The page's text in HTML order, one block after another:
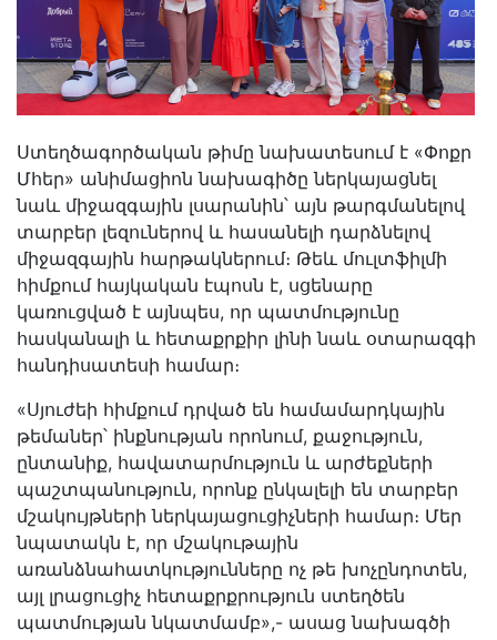
Ստեղծագործական թիմը նախատեսում է «Փոքր
Մհեր» անիմացիոն նախագիծը ներկայացնել
նաև միջազգային լսարանին՝ այն թարգմանելով
տարբեր լեզուներով և հասանելի դարձնելով
միջազգային հարթակներում։ Թեև մուլտֆիլմի
հիմքում հայկական էպոսն է, սցենարը
կառուցված է այնպես, որ պատմությունը
հասկանալի և հետաքրքիր լինի նաև օտարազգի
հանդիսատեսի համար։
«Սյուժեի հիմքում դրված են համամարդկային
թեմաներ՝ ինքնության որոնում, քաջություն,
ընտանիք, հավատարմություն և արժեքների
պաշտպանություն, որոնք ընկալելի են տարբեր
մշակույթների ներկայացուցիչների համար։ Մեր
նպատակն է, որ մշակութային
առանձնահատկությունները ոչ թե խոչընդոտեն,
այլ լրացուցիչ հետաքրքրություն ստեղծեն
պատմության նկատմամբ»,- ասաց նախագծի